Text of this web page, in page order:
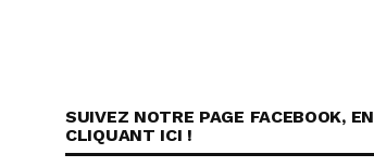
SUIVEZ NOTRE PAGE FACEBOOK, EN
CLIQUANT ICI !